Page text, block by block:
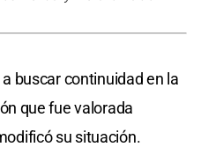
buscar continuidad en la
que fue valorada
su situación.